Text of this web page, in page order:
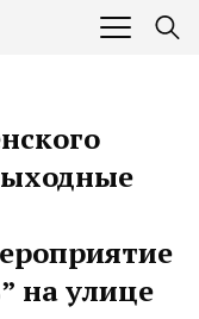
на улице